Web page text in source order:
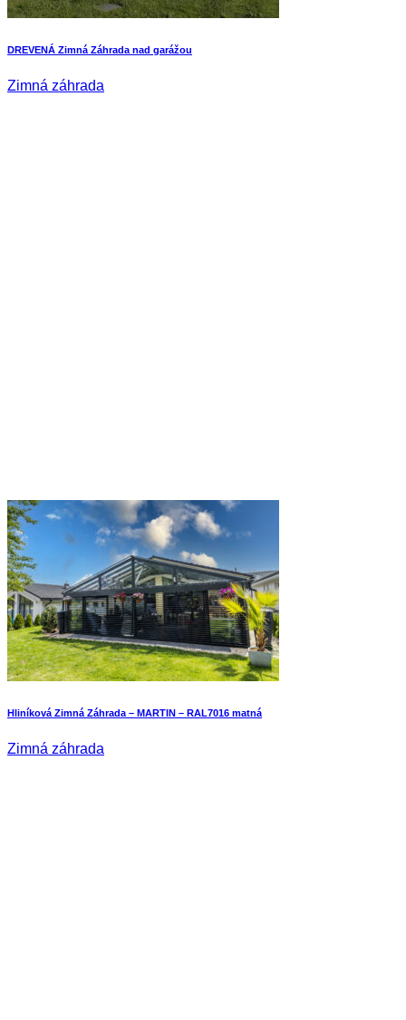
DREVENÁ Zimná Záhrada nad garážou
Zimná záhrada
Hliníková Zimná Záhrada – MARTIN – RAL7016 matná
Zimná záhrada